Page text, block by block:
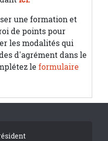
une formation et
de points pour
les modalités qui
d'agrément dans le
le formulaire